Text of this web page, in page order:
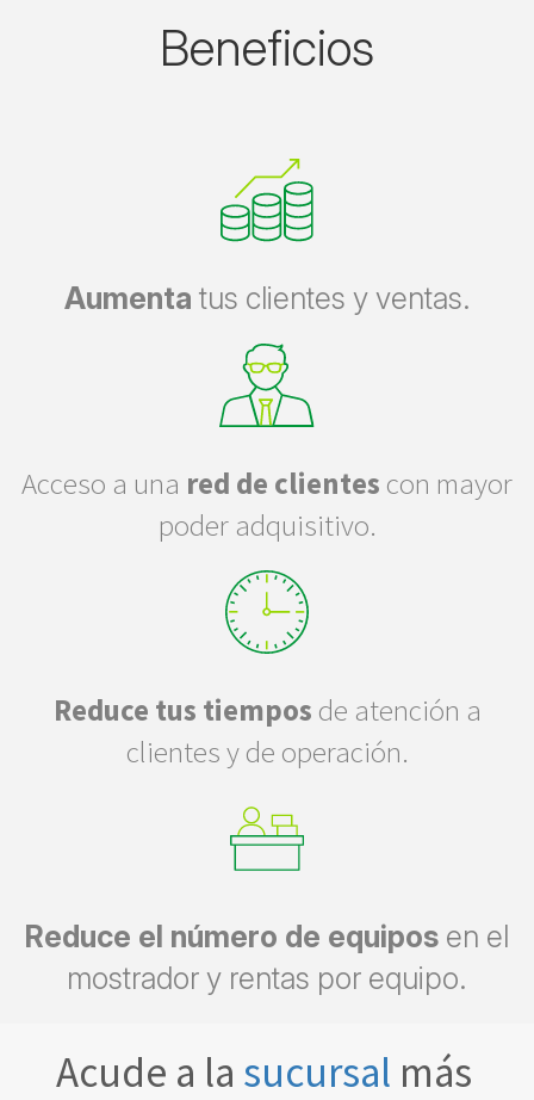
Beneficios
Aumenta tus clientes y ventas.
Acceso a una red de clientes con mayor
poder adquisitivo.
Reduce tus tiempos de atención a
clientes y de operación.
Reduce el número de equipos en el
mostrador y rentas por equipo.
Acude a la sucursal más